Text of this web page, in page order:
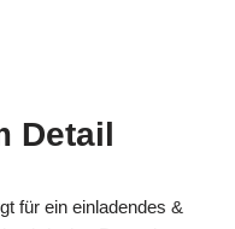
Detail
für ein einladendes &